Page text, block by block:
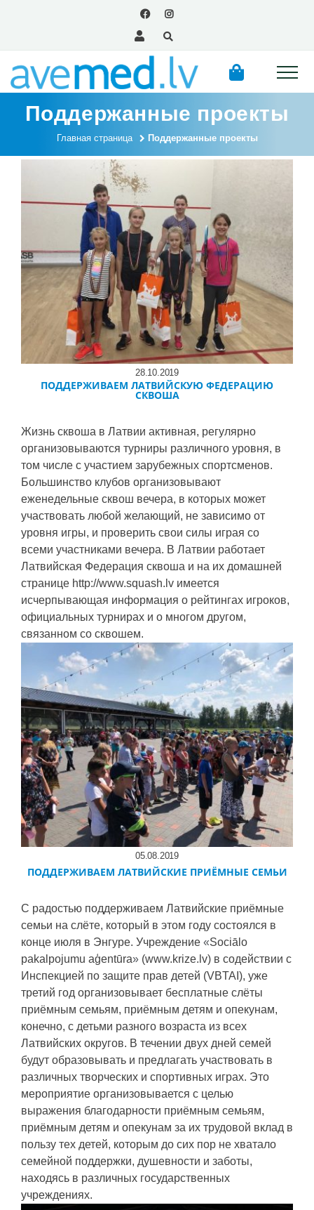
Поддержанные проекты
Главная страница Поддержанные проекты
28.10.2019
ПОДДЕРЖИВАЕМ ЛАТВИЙСКУЮ ФЕДЕРАЦИЮ
СКВОША
Жизнь сквоша в Латвии активная, регулярно
организовываются турниры различного уровня, в
том числе с участием зарубежных спортсменов.
Большинство клубов организовывают
еженедельные сквош вечера, в которых может
участвовать любой желающий, не зависимо от
уровня игры, и проверить свои силы играя со
всеми участниками вечера. В Латвии работает
Латвийская Федерация сквоша и на их домашней
странице http://www.squash.lv имеется
исчерпывающая информация о рейтингах игроков,
официальных турнирах и о многом другом,
связанном со сквошем.
05.08.2019
ПОДДЕРЖИВАЕМ ЛАТВИЙСКИЕ ПРИЁМНЫЕ СЕМЬИ
С радостью поддерживаем Латвийские приёмные
семьи на слёте, который в этом году состоялся в
конце июля в Энгуре. Учреждение «Sociālo
pakalpojumu aģentūra» (www.krize.lv) в содействии с
Инспекцией по защите прав детей (VBTAI), уже
третий год организовывает бесплатные слёты
приёмным семьям, приёмным детям и опекунам,
конечно, с детьми разного возраста из всех
Латвийских округов. В течении двух дней семей
будут образовывать и предлагать участвовать в
различных творческих и спортивных играх. Это
мероприятие организовывается с целью
выражения благодарности приёмным семьям,
приёмным детям и опекунам за их трудовой вклад в
пользу тех детей, которым до сих пор не хватало
семейной поддержки, душевности и заботы,
находясь в различных государственных
учреждениях.